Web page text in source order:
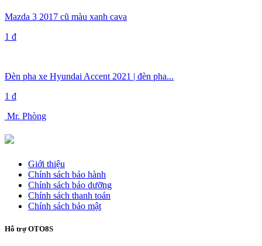
Mazda 3 2017 cũ màu xanh cava
1 đ
Đèn pha xe Hyundai Accent 2021 | đèn pha...
1 đ
Mr. Phòng
Giới thiệu
Chính sách bảo hành
Chính sách bảo dưỡng
Chính sách thanh toán
Chính sách bảo mật
Hỗ trợ OTO8S